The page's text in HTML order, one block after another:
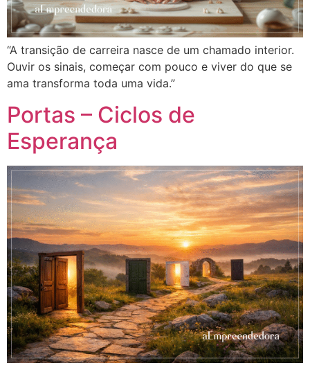
“A transição de carreira nasce de um chamado interior.
Ouvir os sinais, começar com pouco e viver do que se
ama transforma toda uma vida.”
Portas – Ciclos de
Esperança